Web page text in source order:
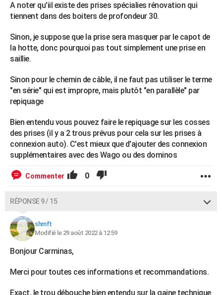
A noter qu'iil existe des prises spécialies rénovation qui
tiennent dans des boiters de profondeur 30.
Sinon, je suppose que la prise sera masquer par le capot de
la hotte, donc pourquoi pas tout simplement une prise en
saillie.
Sinon pour le chemin de câble, il ne faut pas utiliser le terme
"en série" qui est impropre, mais plutôt "en parallèle" par
repiquage
Bien entendu vous pouvez faire le repiquage sur les cosses
des prises (il y a 2 trous prévus pour cela sur les prises à
connexion auto). C'est mieux que d'ajouter des connexion
supplémentaires avec des Wago ou des dominos
Commenter 0
RÉPONSE 9 / 15
shmft
Modifié le 29 août 2022 à 12:59
Bonjour Carminas,
Merci pour toutes ces informations et recommandations.
Exact, le trou débouche bien entendu sur la gaine technique